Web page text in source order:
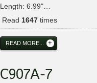
Length: 6.99"…
Read 1647times
READ MORE...
C907A-7